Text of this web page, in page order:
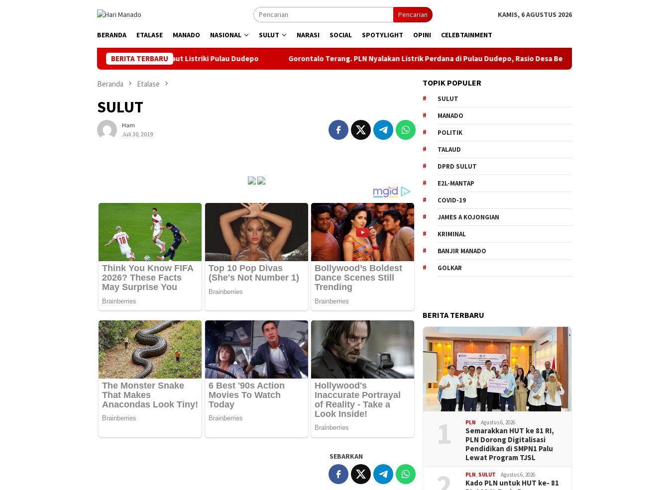
Pencarian KAMIS, 6 AGUSTUS 2026
BERANDA ETALASE MANADO NASIONAL SULUT NARASI SOCIAL SPOTYLIGHT OPINI CELEBTAINMENT
BERITA TERBARU
Berlistrik, Setelah Kabel Laut Listriki Pulau Dudepo Gorontalo Terang. PLN Nyalakan Listrik Perdana di Pulau Dudepo, Rasio Desa Berlistrik 100 Persen
Beranda Etalase
SULUT
Ham
Juli 30, 2019
SEBARKAN
TOPIK POPULER
SULUT
MANADO
POLITIK
TALAUD
DPRD SULUT
E2L-MANTAP
COVID-19
JAMES A KOJONGIAN
KRIMINAL
BANJIR MANADO
GOLKAR
BERITA TERBARU
1 PLN Agustus 6, 2026
Semarakkan HUT ke 81 RI,
PLN Dorong Digitalisasi
Pendidikan di SMPN1 Palu
Lewat Program TJSL
PLN SULUT Agustus 6, 2026
Kado PLN untuk HUT ke- 81